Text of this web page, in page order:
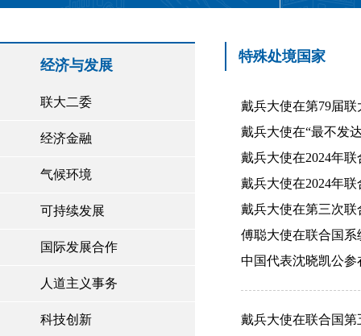
经济与发展
联大二委
经济金融
气候环境
可持续发展
国际发展合作
人道主义事务
科技创新
特殊处境国家
戴兵大使在第79届联
戴兵大使在“最不发
戴兵大使在2024年
戴兵大使在2024年
戴兵大使在第三次联
傅聪大使在联合国
中国代表沈晓凯公参
戴兵大使在联合国第